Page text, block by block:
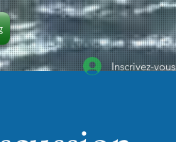
Inscrivez-vous